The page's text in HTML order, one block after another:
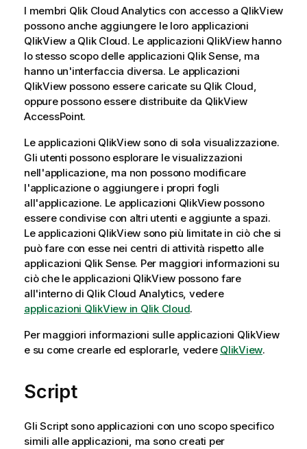
I membri Qlik Cloud Analyticscon accesso a QlikView
possono anche aggiungere le loro applicazioni
QlikView a Qlik Cloud. Le applicazioni QlikViewhanno
lo stesso scopo delle applicazioni Qlik Sense, ma
hanno un'interfaccia diversa. Le applicazioni
QlikView possono essere caricate su Qlik Cloud,
oppure possono essere distribuite da QlikView
AccessPoint.
Le applicazioni QlikView sono di sola visualizzazione.
Gli utenti possono esplorare le visualizzazioni
nell'applicazione, ma non possono modificare
l'applicazione o aggiungere i propri fogli
all'applicazione. Le applicazioni QlikViewpossono
essere condivise con altri utenti e aggiunte a spazi.
Le applicazioni QlikView sono più limitate in ciò che si
può fare con esse nei centri di attività rispetto alle
applicazioni Qlik Sense. Per maggiori informazioni su
ciò che le applicazioni QlikView possono fare
all'interno di Qlik Cloud Analytics, vedere
applicazioni QlikView in Qlik Cloud.
Per maggiori informazioni sulle applicazioni QlikView
e su come crearle ed esplorarle, vedere QlikView.
Script
Gli Script sono applicazioni con uno scopo specifico
simili alle applicazioni, ma sono creati per